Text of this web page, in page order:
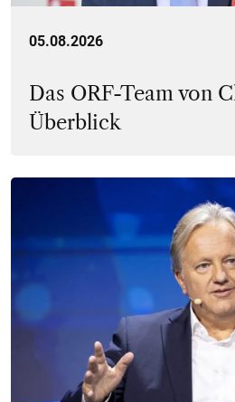
05.08.2026
Das ORF-Team von
Überblick